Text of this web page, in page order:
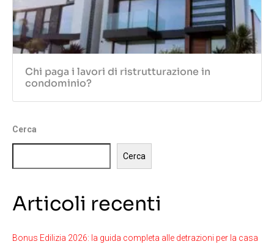
Chi paga i lavori di ristrutturazione in
condominio?
Cerca
Cerca
Articoli recenti
Bonus Edilizia 2026: la guida completa alle detrazioni per la casa